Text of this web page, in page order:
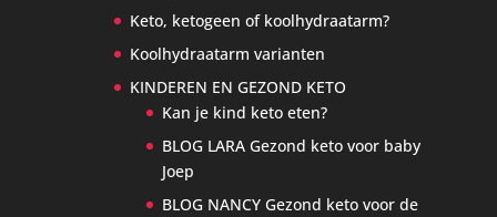
Keto, ketogeen of koolhydraatarm?
Koolhydraatarm varianten
KINDEREN EN GEZOND KETO
Kan je kind keto eten?
BLOG LARA Gezond keto voor baby
Joep
BLOG NANCY Gezond keto voor de